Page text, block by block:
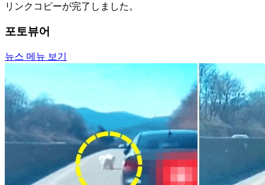
リンクコピーが完了しました。
포토뷰어
뉴스 메뉴 보기